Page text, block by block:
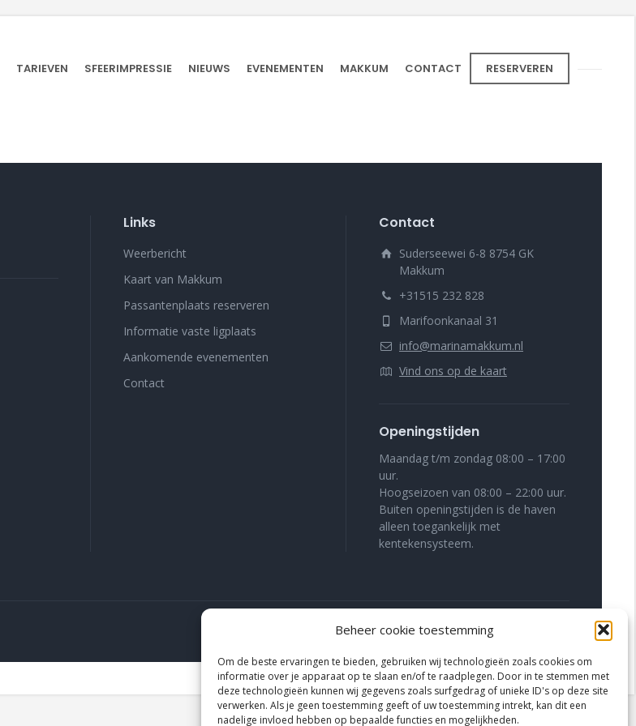
Beheer cookie toestemming
Om de beste ervaringen te bieden, gebruiken wij technologieën zoals cookies om
informatie over je apparaat op te slaan en/of te raadplegen. Door in te stemmen met
deze technologieën kunnen wij gegevens zoals surfgedrag of unieke ID's op deze site
verwerken. Als je geen toestemming geeft of uw toestemming intrekt, kan dit een
nadelige invloed hebben op bepaalde functies en mogelijkheden.
TARIEVEN SFEERIMPRESSIE NIEUWS EVENEMENTEN MAKKUM CONTACT RESERVEREN
Links
Weerbericht
Kaart van Makkum
Passantenplaats reserveren
Informatie vaste ligplaats
Aankomende evenementen
Contact
Contact
Suderseewei 6-8 8754 GK
Makkum
+31515 232 828
Marifoonkanaal 31
info@marinamakkum.nl
Vind ons op de kaart
Openingstijden
Maandag t/m zondag 08:00 – 17:00
uur.
Hoogseizoen van 08:00 – 22:00 uur.
Buiten openingstijden is de haven
alleen toegankelijk met
kentekensysteem.
HISWA voorwaarden Cookieverklaring Privacyverklaring